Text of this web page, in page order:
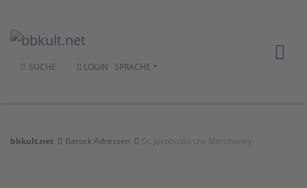
SUCHE LOGIN SPRACHE
bbkult.net Barock Adressen St. Jakobuskirche Marchaney